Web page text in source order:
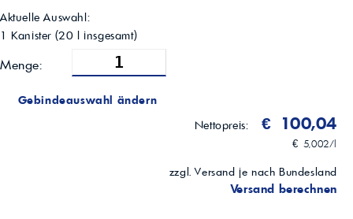
Aktuelle Auswahl:
1 Kanister (20 l insgesamt)
Menge:
Gebindeauswahl ändern
Nettopreis:
€ 100,04
€ 5,002/l
zzgl. Versand je nach Bundesland
Versand berechnen